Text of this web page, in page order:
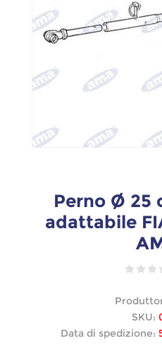
Perno Ø 25
adattabile
SKU:
Data di spedizione: